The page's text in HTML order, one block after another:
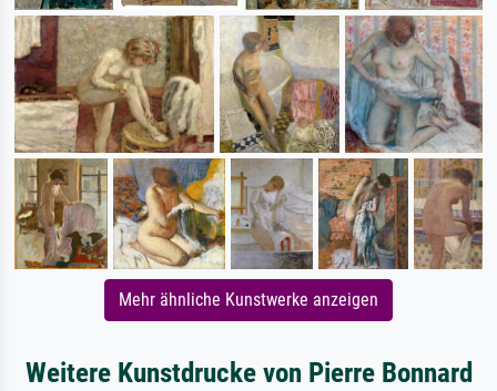
Mehr ähnliche Kunstwerke anzeigen
Weitere Kunstdrucke von Pierre Bonnard